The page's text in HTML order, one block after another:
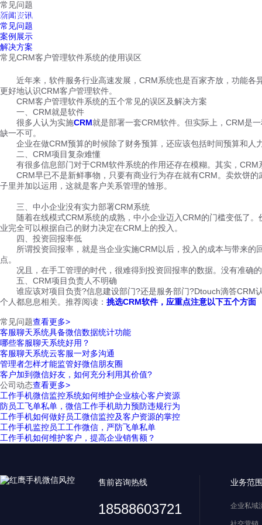
红鹰工作手机
常见问题
新闻资讯
常见问题
案例展示
解决方案
常见CRM客户管理软件系统的使用误区
近年来，软件服务行业高速发展，CRM系统也是百家齐放，功能各
更好地认识CRM客户管理软件。
CRM客户管理软件系统的五个常见的误区及解决方案
一、CRM就是软件
很多人认为实施CRM就是部署一套CRM软件。但实际上，CRM是
缺一不可。
企业在做CRM预算的时候除了财务预算，还应该包括时间预算和人
二、CRM项目复杂难懂
有很多信息部门对于CRM软件系统的作用还存在模糊。其实，CRM
CRM早已不是新鲜事物，只要有商业行为存在就有CRM。卖炊饼的
子里并加以运用，这就是客户关系管理的雏形。
三、中小企业没有实力部署CRM系统
随着在线模式CRM系统的成熟，中小企业迈入CRM的门槛变低了。
业完全可以根据自己的财力决定在CRM上的投入。
四、投资回报率低
所谓投资回报率，就是当企业实施CRM以后，投入的成本与带来的
点。
况且，在手工管理的时代，很难得到投资回报率的数据。没有准确
五、CRM项目负责人不明确
谁应该对项目负责?信息建设部门?还是服务部门?Dtouch滴答CRM
个人都息息相关。推荐阅读： 挑选CRM软件，应重点注意以下五个方面
常见问题查看更多>
客服聊天系统具备微信数据统计功能
哪些客服聊天系统好用？
客服聊天系统云客服一对多沟通
管理者怎样才能监管好微信朋友圈
客户加到微信好友，如何充分利用其价值?
公司动态查看更多>
工作手机微信监控系统如何维护企业核心客户资源
防员工飞单私单，微信工作手机助力预防违规行为
工作手机如何做好员工微信监控及客户资源的掌控
工作手机监控员工工作微信，严防飞单私单
工作手机如何维护客户，提高企业销售额？
售前咨询热线
18588603721
业务范
企业私域